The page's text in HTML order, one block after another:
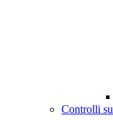
Controlli